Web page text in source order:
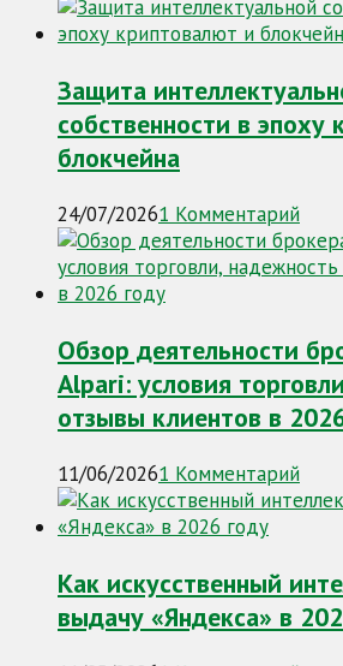
Защита
собственности в эпоху
блокчейна
24/07/20261 Комментарий
Обзор деятельности
Alpari: условия
отзывы клиентов в
11/06/20261 Комментарий
Как искусственный
выдачу «Яндекса» в